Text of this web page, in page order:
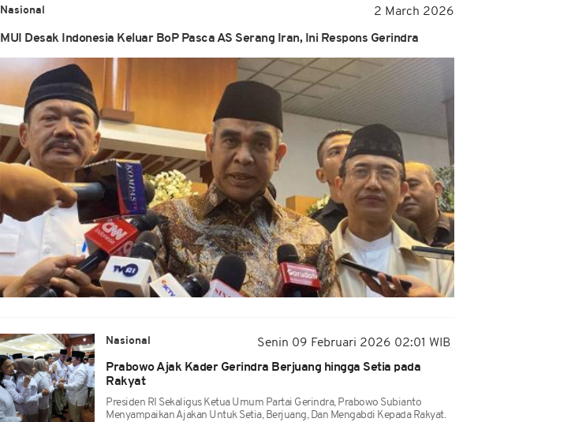
Nasional 2 March 2026
MUI Desak Indonesia Keluar BoP Pasca AS Serang Iran, Ini Respons Gerindra
Nasional
Senin 09 Februari 2026 02:01 WIB
Prabowo Ajak Kader Gerindra Berjuang hingga Setia pada
Rakyat
Presiden RI Sekaligus Ketua Umum Partai Gerindra, Prabowo Subianto
Menyampaikan Ajakan Untuk Setia, Berjuang, Dan Mengabdi Kepada Rakyat.